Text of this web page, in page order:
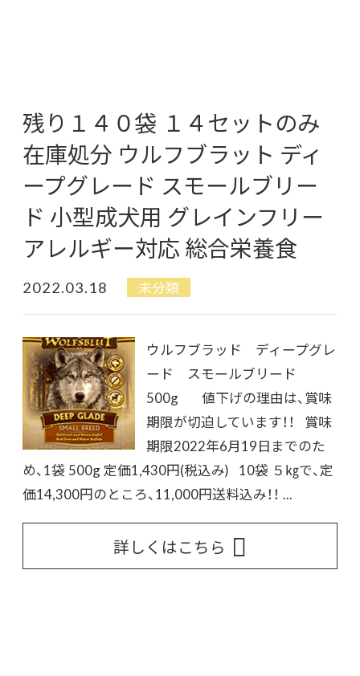
残り１４０袋 １４セットのみ
在庫処分 ウルフブラット ディ
ープグレード スモールブリー
ド 小型成犬用 グレインフリー
アレルギー対応 総合栄養食
2022.03.18 未分類
ウルフブラッド ディープグレ
ード スモールブリード
500g 値下げの理由は、賞味
期限が切迫しています！！ 賞味
期限2022年6月19日までのた
め、1袋 500g 定価1,430円(税込み) 10袋 ５㎏で、定
価14,300円のところ、11,000円送料込み！！ ...
詳しくはこちら